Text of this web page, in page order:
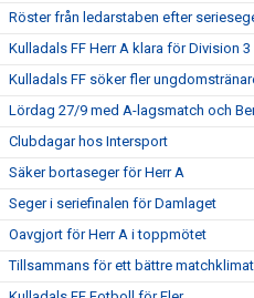
Röster från ledarstaben efter
Kulladals FF Herr A klara för Division 3
Kulladals FF söker fler
Lördag 27/9 med A-lagsmatch och
Clubdagar hos Intersport
Säker bortaseger för Herr A
Seger i seriefinalen för Damlaget
Oavgjort för Herr A i toppmötet
Tillsammans för ett bättre matchklimat